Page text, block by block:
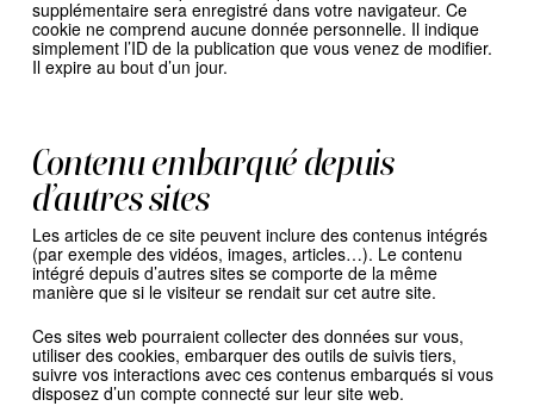
supplémentaire sera enregistré dans votre navigateur. Ce
cookie ne comprend aucune donnée personnelle. Il indique
simplement l’ID de la publication que vous venez de modifier.
Il expire au bout d’un jour.
Contenu embarqué depuis
d’autres sites
Les articles de ce site peuvent inclure des contenus intégrés
(par exemple des vidéos, images, articles…). Le contenu
intégré depuis d’autres sites se comporte de la même
manière que si le visiteur se rendait sur cet autre site.
Ces sites web pourraient collecter des données sur vous,
utiliser des cookies, embarquer des outils de suivis tiers,
suivre vos interactions avec ces contenus embarqués si vous
disposez d’un compte connecté sur leur site web.